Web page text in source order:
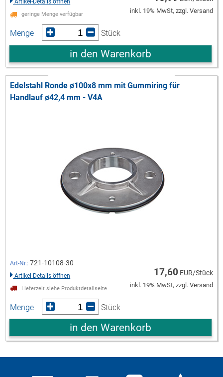
Artikel-Details öffnen
geringe Menge verfügbar inkl. 19% MwSt, zzgl. Versand
Menge Stück
in den Warenkorb
Edelstahl Ronde ø100x8 mm mit Gummiring für
Handlauf ø42,4 mm - V4A
Art-Nr.: 721-10108-30
Artikel-Details öffnen
Lieferzeit siehe Produktdetailseite
17,60 EUR/Stück
inkl. 19% MwSt, zzgl. Versand
Menge Stück
in den Warenkorb